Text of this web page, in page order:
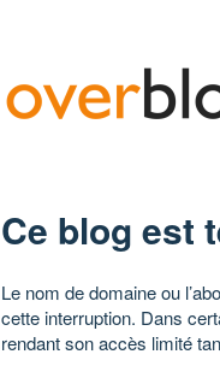
Ce blog est
Le nom de domaine ou
cette interruption. Dans
rendant son accès limité